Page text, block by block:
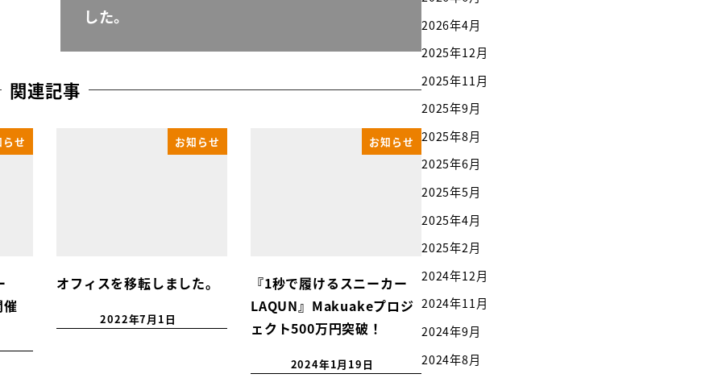
した。
関連記事
らせ お知らせ
オフィスを移転しました。
2022年7月1日
お知らせ
『1秒で履けるスニーカー
LAQUN』Makuakeプロジ
ェクト500万円突破！
2024年1月19日
2026年4月
2025年12月
2025年11月
2025年9月
2025年8月
2025年6月
2025年5月
2025年4月
2025年2月
2024年12月
2024年11月
2024年9月
2024年8月